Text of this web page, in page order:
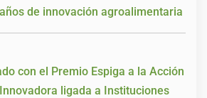
de innovación agroalimentaria
con el Premio Espiga a la Acción
ligada a Instituciones